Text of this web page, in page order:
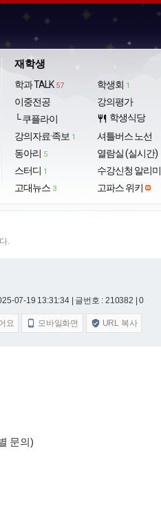
재학생
학과 TALK 57
이중전공
└ 쿠플라이
강의자료·족보 1
동아리 5
스터디 1
고대뉴스 3
학생회 1
강의평가
restaurant 학생식당
셔틀버스 노선
열람실 (실시간)
수강신청 알리미
고파스 위키
.
07-19 13:31:34 | 글번호 : 210382 | 0
요  모바일화면  URL 복사
문의)